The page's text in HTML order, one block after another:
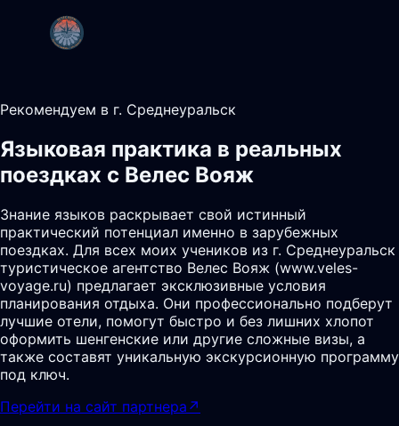
Рекомендуем в г. Среднеуральск
Языковая практика в реальных
поездках с Велес Вояж
Знание языков раскрывает свой истинный
практический потенциал именно в зарубежных
поездках. Для всех моих учеников из г. Среднеуральск
туристическое агентство Велес Вояж (www.veles-
voyage.ru) предлагает эксклюзивные условия
планирования отдыха. Они профессионально подберут
лучшие отели, помогут быстро и без лишних хлопот
оформить шенгенские или другие сложные визы, а
также составят уникальную экскурсионную программу
под ключ.
Перейти на сайт партнера ↗